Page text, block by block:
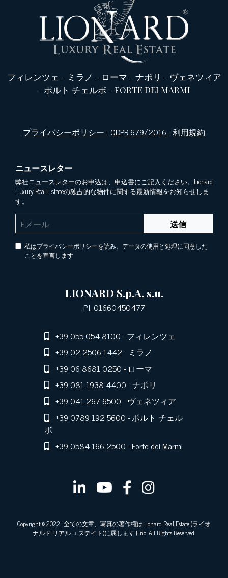
フィレンツェ - ミラノ - ローマ -ナポリ - ヴェネツィア
- ポルト チェルボ -FORTE DEI MARMI
プライバシーポリシー-GDPR 679/2016-利用規約
ニュースレター
弊社ニュースレターのお申込は、申込書にご記入ください。Lionard
Luxury Real Estateの独占的な物件に関する最新情報をお知らせしま
す。
送信
私はプライバシーポリシーを読み、データの使用と処理に同意した
ことを宣言します
LIONARD S.p.A. s.u.
P.I. 01660450477
+39 055 054 8100- フィレンツェ
+39 02 2506 1442- ミラノ
+39 06 8681 0250- ローマ
+39 081 1938 4400- ナポリ
+39 041 267 6500- ヴェネツィア
+39 0789 192 5600- ポルト チェル
ボ
+39 0584 166 2500- Forte dei Marmi
Copyright © 2022 | 全ての文章、写真の著作権はLionard Real Estate (ライオ
ナルド リアル エステイト)に属します | Inc. All Rights Reserved.